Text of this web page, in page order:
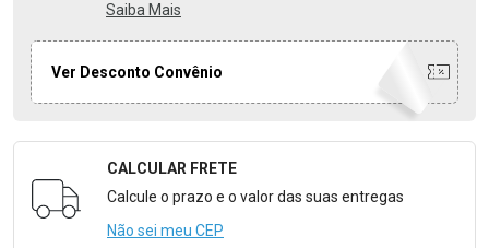
Saiba Mais
Ver Desconto Convênio
Formulário para Calcular o Frete
CALCULAR FRETE
Calcule o prazo e o valor das suas entregas
Não sei meu CEP